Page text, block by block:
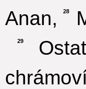
Anan,
28
29